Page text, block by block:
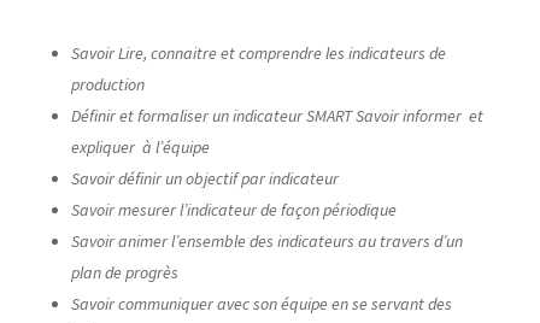
Savoir Lire, connaitre et comprendre les indicateurs de
production
Définir et formaliser un indicateur SMART Savoir informer et
expliquer à l’équipe
Savoir définir un objectif par indicateur
Savoir mesurer l’indicateur de façon périodique
Savoir animer l’ensemble des indicateurs au travers d’un
plan de progrès
Savoir communiquer avec son équipe en se servant des